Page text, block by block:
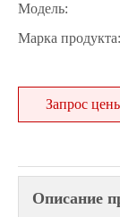
Модель:
Марка продукта:
Запрос
Описание